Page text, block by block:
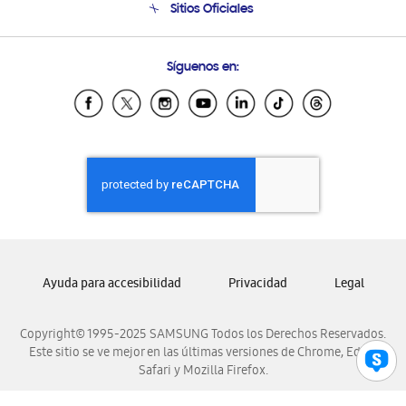
Condiciones de Compra
Soporte vía eMail
Sitios Oficiales
Samsung Ecuador
Samsung El Salvador
Samsung Honduras
Samsung Nicaragua
Samsung Panamá
Samsung Venezuela
Síguenos en:
Copyright© 1995-2025 SAMSUNG Todos los Derechos Reservados.
Este sitio se ve mejor en las últimas versiones de Chrome, Edge,
Safari y Mozilla Firefox.
Ayuda para accesibilidad Privacidad Legal